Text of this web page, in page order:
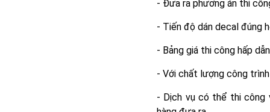
- Đưa ra phương án thi
- Tiến độ dán decal đúng
- Bảng giá thi công hấp
- Với chất lượng công
- Dịch vụ có thể thi công